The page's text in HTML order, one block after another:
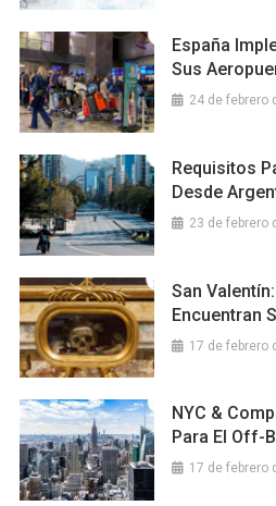
España
Sus
24 de febrero
Requisitos
Desde
23 de febrero
San
Encuentran
17 de febrero
NYC &
Para El Off-
17 de febrero